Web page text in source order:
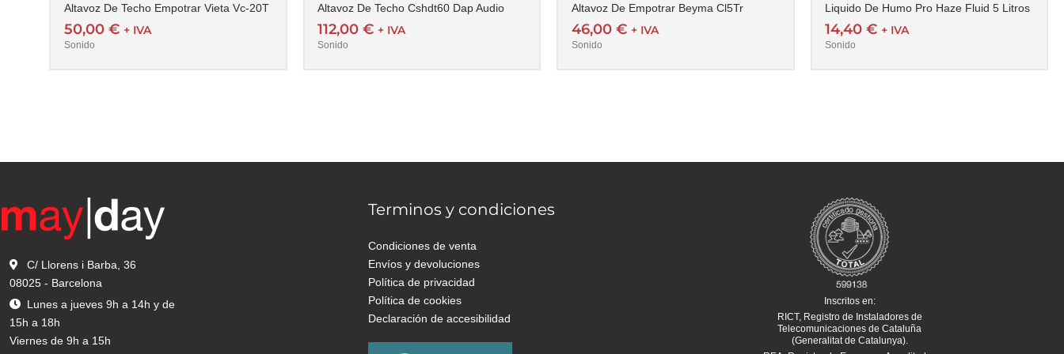
Altavoz De Techo Empotrar Vieta Vc-20T
50,00 € + IVA
Sonido
Altavoz De Techo Cshdt60 Dap Audio
112,00€ + IVA
Sonido
Altavoz De Empotrar Beyma Cl5Tr
46,00 € + IVA
Sonido
Liquido De Humo Pro Haze Fluid 5 Litros
14,40€ + IVA
Sonido
C/ Llorens i Barba, 36
08025 - Barcelona
Lunes a jueves 9h a 14h y de
15h a 18h
Viernes de 9h a 15h
Terminos y condiciones
Condiciones de venta
Envíos y devoluciones
Política de privacidad
Política de cookies
Declaración de accesibilidad
Inscritos en:
RICT, Registro de Instaladores de
Telecomunicaciones de Cataluña
(Generalitat de Catalunya).